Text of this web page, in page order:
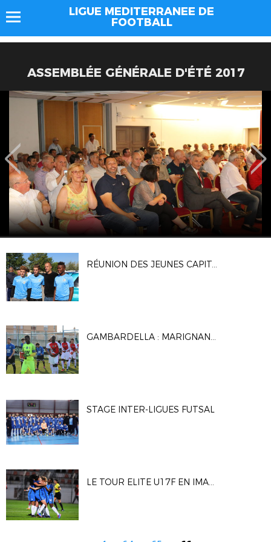
LIGUE MEDITERRANEE DE
FOOTBALL
ASSEMBLÉE GÉNÉRALE D'ÉTÉ 2017
RÉUNION DES JEUNES CAPITAINES MÉDITERRANÉENS
GAMBARDELLA : MARIGNANE GIGNAC FC / AS MONACO
STAGE INTER-LIGUES FUTSAL
LE TOUR ELITE U17F EN IMAGES